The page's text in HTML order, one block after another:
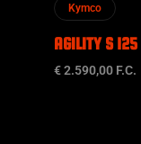
Kymco
AGILITY S
€ 2.590,00 F.C.